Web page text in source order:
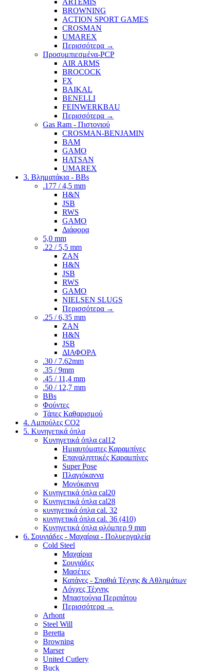
ARTEMIS
BROWNING
ACTION SPORT GAMES
CROSMAN
UMAREX
Περισσότερα →
Προσυμπιεσμένα-PCP
AIR ARMS
BROCOCK
FX
BAIKAL
BENELLI
FEINWERKBAU
Περισσότερα →
Gas Ram - Πιστονιού
CROSMAN-BENJAMIN
BAM
GAMO
HATSAN
UMAREX
3. Βληματάκια - BBs
.177 / 4,5 mm
H&N
JSB
RWS
GAMO
Διάφορα
5,0 mm
.22 / 5,5 mm
ZAN
H&N
JSB
RWS
GAMO
NIELSEN SLUGS
Περισσότερα →
.25 / 6,35 mm
ZAN
H&N
JSB
ΔΙΑΦΟΡΑ
.30 / 7.62mm
.35 / 9mm
.45 / 11,4 mm
.50 / 12,7 mm
BBs
Φούντες
Τάπες Καθαρισμού
4. Αμπούλες CO2
5. Κυνηγετικά όπλα
Κυνηγετικά όπλα cal12
Ημιαυτόματες Καραμπίνες
Επαναληπτικές Καραμπίνες
Super Pose
Πλαγιόκαννα
Μονόκαννα
Κυνηγετικά όπλα cal20
Κυνηγετικά όπλα cal28
κυνηγετικά όπλα cal. 32
κυνηγετικά όπλα cal. 36 (410)
Κυνηγετικά όπλα φλόμπερ 9 mm
6. Σουγιάδες - Μαχαίρια - Πολυεργαλεία
Cold Steel
Μαχαίρια
Σουγιάδες
Μασέτες
Κατάνες - Σπαθιά Τέχνης & Αθλημάτων
Λόγχες Τέχνης
Μπαστούνια Περιπάτου
Περισσότερα →
Arhont
Steel Will
Beretta
Browning
Marser
United Cutlery
Buck